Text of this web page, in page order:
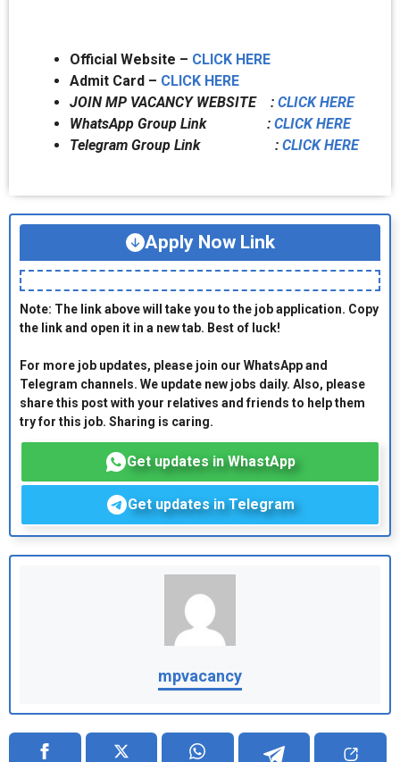
Official Website – CLICK HERE
Admit Card – CLICK HERE
JOIN MP VACANCY WEBSITE : CLICK HERE
WhatsApp Group Link : CLICK HERE
Telegram Group Link : CLICK HERE
Apply Now Link
Note: The link above will take you to the job application. Copy
the link and open it in a new tab. Best of luck!
For more job updates, please join our WhatsApp and
Telegram channels. We update new jobs daily. Also, please
share this post with your relatives and friends to help them
try for this job. Sharing is caring.
Get updates in WhastApp
Get updates in Telegram
mpvacancy